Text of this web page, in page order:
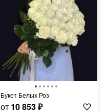
Букет Белых Роз
от 10 853₽